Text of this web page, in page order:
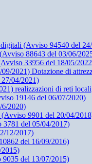
(Avviso 94540 del
88643 del 03/06/
33956 del 18/05/
Dotazione di
04/2021)
realizzazioni di reti
19146 del 06/07/2020)
6/2020)
9901 del 20/04/
3781 del 05/04/2017)
12/2017)
del 16/09/2016)
del 13/07/2015)